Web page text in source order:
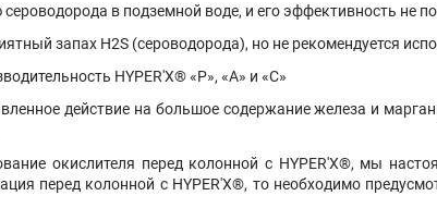
в подземной воде, и его эффективность не
запах H2S (сероводорода), но не рекомендуется
HYPER'X® «Р», «А» и «С»
действие на большое содержание железа и
окислителя перед колонной с HYPER'X®, мы
перед колонной с HYPER'X®, то необходимо